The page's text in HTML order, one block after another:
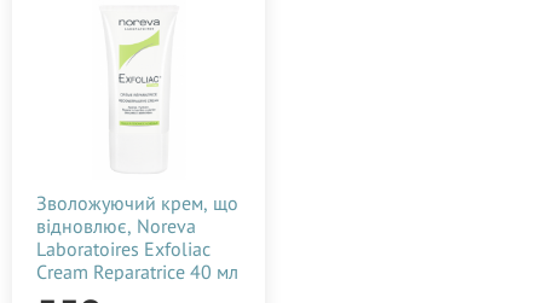
від 540 до 600
540 555 570
Argital
BABE Laboratorios
Для кого
Жіноча косметика
Тип засобу
Крем
Зволожуючий крем, що
відновлює, Noreva
Laboratoires Exfoliac
Cream Reparatrice 40 мл
242705D